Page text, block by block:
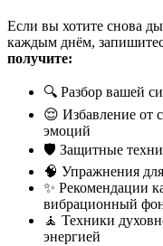
Если вы хотите снова
каждым днём,
получите:
🔍 Разбор вашей
😌 Избавление от
эмоций
🛡️ Защитные
🧠 Упражнения
✨ Рекомендации
вибрационный фон
🧘 Техники
энергией